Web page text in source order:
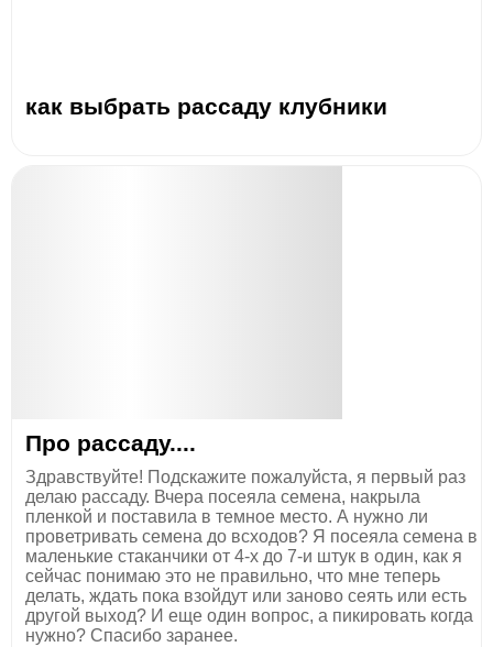
как выбрать рассаду клубники
Про рассаду....
Здравствуйте! Подскажите пожалуйста, я первый раз
делаю рассаду. Вчера посеяла семена, накрыла
пленкой и поставила в темное место. А нужно ли
проветривать семена до всходов? Я посеяла семена в
маленькие стаканчики от 4-х до 7-и штук в один, как я
сейчас понимаю это не правильно, что мне теперь
делать, ждать пока взойдут или заново сеять или есть
другой выход? И еще один вопрос, а пикировать когда
нужно? Спасибо заранее.